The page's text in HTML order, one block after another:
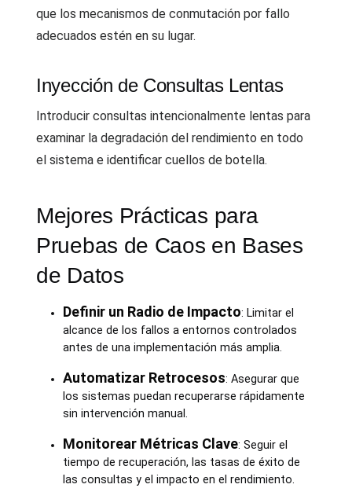
que los mecanismos de conmutación por fallo
adecuados estén en su lugar.
Inyección de Consultas Lentas
Introducir consultas intencionalmente lentas para
examinar la degradación del rendimiento en todo
el sistema e identificar cuellos de botella.
Mejores Prácticas para
Pruebas de Caos en Bases
de Datos
Definir un Radio de Impacto: Limitar el
alcance de los fallos a entornos controlados
antes de una implementación más amplia.
Automatizar Retrocesos: Asegurar que
los sistemas puedan recuperarse rápidamente
sin intervención manual.
Monitorear Métricas Clave: Seguir el
tiempo de recuperación, las tasas de éxito de
las consultas y el impacto en el rendimiento.